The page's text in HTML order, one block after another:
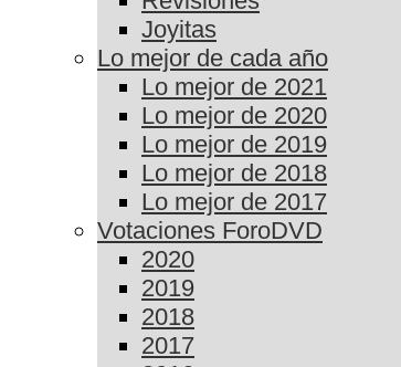
Joyitas
Lo mejor de cada año
Lo mejor de 2021
Lo mejor de 2020
Lo mejor de 2019
Lo mejor de 2018
Lo mejor de 2017
Votaciones ForoDVD
2020
2019
2018
2017